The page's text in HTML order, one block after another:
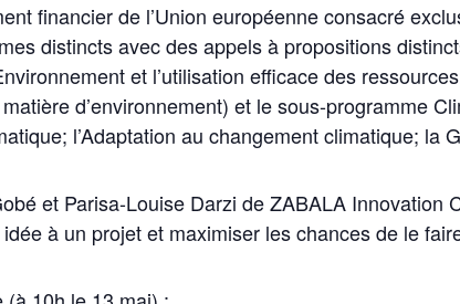
financier de l’Union européenne consacré
distincts avec des appels à propositions
et l’utilisation efficace des
d’environnement) et le sous-programme
l’Adaptation au changement climatique; la
et Parisa-Louise Darzi de ZABALA Innovation
à un projet et maximiser les chances de le